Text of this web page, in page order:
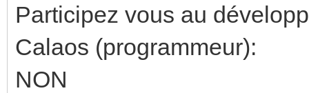
Participez vous au
Calaos (programmeur):
NON